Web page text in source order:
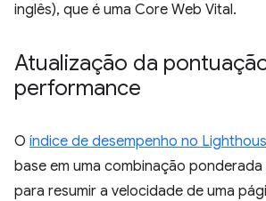
inglês), que é uma Core Web Vital.
Atualização da
performance
O índice de desempenho no
base em uma combinação
para resumir a velocidade de uma